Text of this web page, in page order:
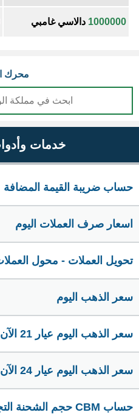
1000000 دالاسي غامبي
محرك
خدمات
حساب ضريبة القيمة المضافة
اسعار صرف العملات اليوم
تحويل العملات - محول
سعر الذهب اليوم
سعر الذهب اليوم عيار 21 الآن
سعر الذهب اليوم عيار 24 الآن
حساب CBM حجم الشحنة التجارية